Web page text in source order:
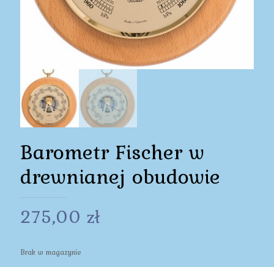
Barometr Fischer w
drewnianej obudowie
275,00 zł
Brak w magazynie